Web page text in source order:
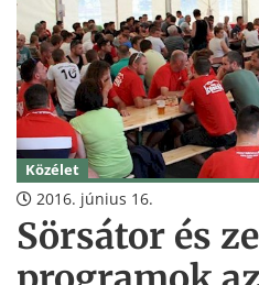
Közélet
2016. június 16.
Sörsátor és